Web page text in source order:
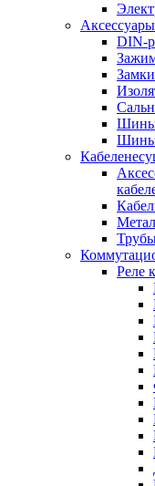
DIN-
Шины
Шины
Реле